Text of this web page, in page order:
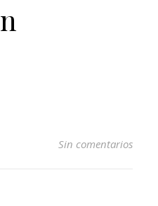
Sin comentarios